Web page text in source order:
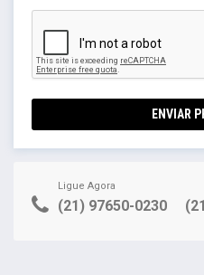
ENVIAR
Ligue Agora
(21) 97650-0230